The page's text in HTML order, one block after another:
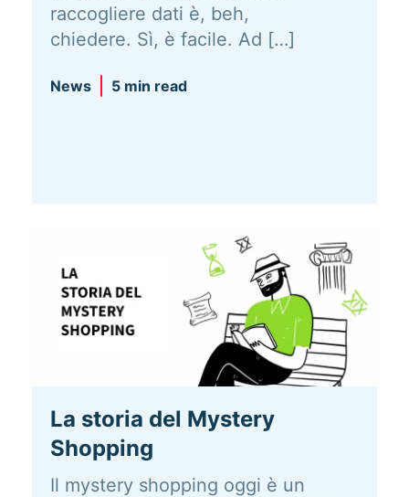
raccogliere dati è, beh,
chiedere. Sì, è facile. Ad […]
News 5 min read
La storia del Mystery
Shopping
Il mystery shopping oggi è un